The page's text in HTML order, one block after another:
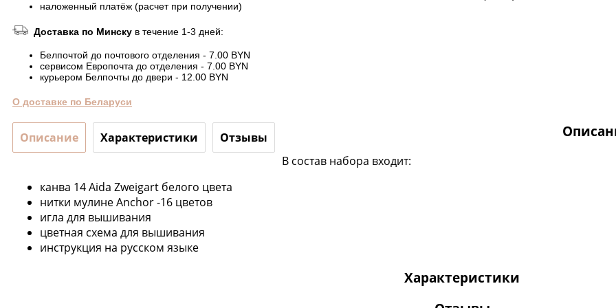
наложенный платёж (расчет при получении)
Доставка по Минску в течение 1-3 дней:
Белпочтой до почтового отделения - 7.00 BYN
сервисом Европочта до отделения - 7.00 BYN
курьером Белпочты до двери - 12.00 BYN
О доставке по Беларуси
Описание Характеристики Отзывы
В состав набора входит:
канва 14 Aida Zweigart белого цвета
нитки мулине Anchor -16 цветов
игла для вышивания
цветная схема для вышивания
инструкция на русском языке
Характеристики